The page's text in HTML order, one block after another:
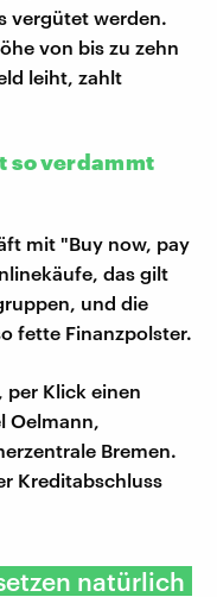
vergütet werden.
von bis zu zehn
leiht, zahlt
so verdammt
mit "Buy now, pay
das gilt
und die
fette Finanzpolster.
per Klick einen
Oelmann,
Bremen.
Kreditabschluss
natürlich